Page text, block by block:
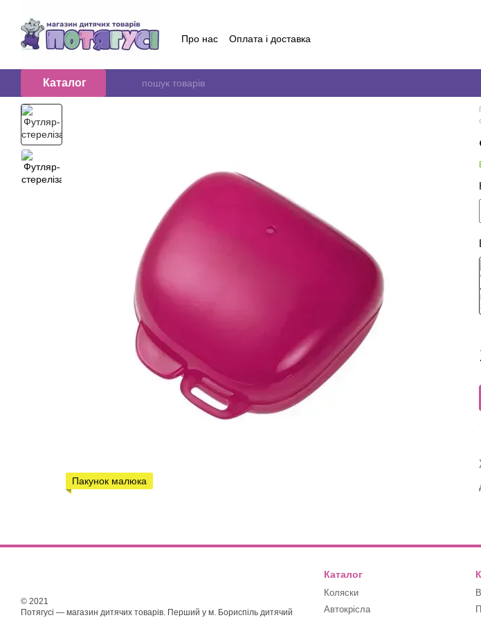
Про нас
Оплата і доставка
Контактна інформація
Блог
Договір публичної оферти
Відгуки про магазин
Каталог
Пакунок малюка
© 2021
Потягусі — магазин дитячих товарів. Перший у м. Бориспіль дитячий
Каталог
Коляски
Автокрісла